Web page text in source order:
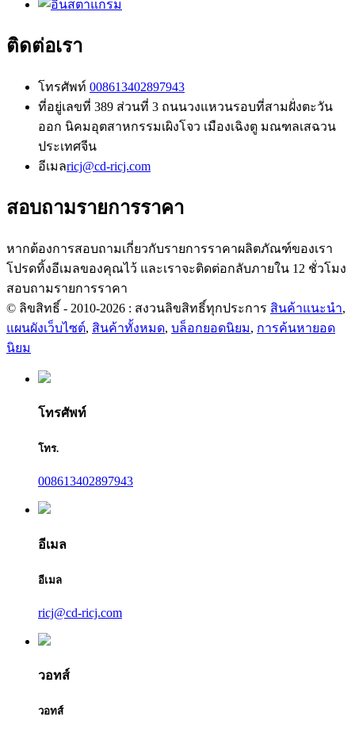
ติดต่อเรา
โทรศัพท์ 008613402897943
ที่อยู่เลขที่ 389 ส่วนที่ 3 ถนนวงแหวนรอบที่สามฝั่งตะวัน
ออก นิคมอุตสาหกรรมเผิงโจว เมืองเฉิงตู มณฑลเสฉวน
ประเทศจีน
อีเมลricj@cd-ricj.com
สอบถามรายการราคา
หากต้องการสอบถามเกี่ยวกับรายการราคาผลิตภัณฑ์ของเรา
โปรดทิ้งอีเมลของคุณไว้ และเราจะติดต่อกลับภายใน 12 ชั่วโมง
สอบถามรายการราคา
© ลิขสิทธิ์ - 2010-2026 : สงวนลิขสิทธิ์ทุกประการ สินค้าแนะนำ,
แผนผังเว็บไซต์, สินค้าทั้งหมด, บล็อกยอดนิยม, การค้นหายอด
นิยม
โทรศัพท์
โทร.
008613402897943
อีเมล
อีเมล
ricj@cd-ricj.com
วอทส์
วอทส์